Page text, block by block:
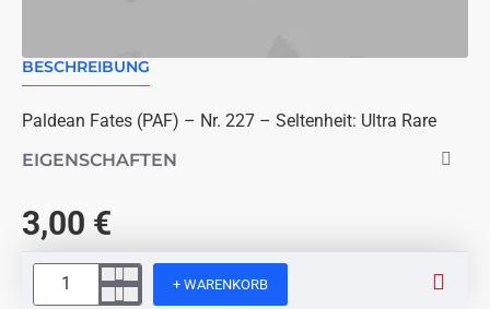
BESCHREIBUNG
Paldean Fates (PAF) – Nr. 227 – Seltenheit: Ultra Rare
EIGENSCHAFTEN
3,00 €
+ WARENKORB